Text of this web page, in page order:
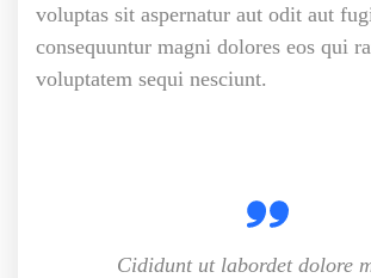
voluptas sit aspernatur aut odit aut
consequuntur magni dolores eos qui
voluptatem sequi nesciunt.
Cididunt ut labordet dolore